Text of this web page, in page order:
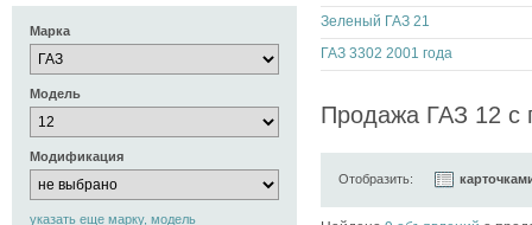
СЕВАСТОПОЛЬ(11)
СПИСОК ВСЕХ РЕГИОНОВ
ТАКСИ(278)
ЗАПЧАСТИ(848)
СПЕЦИАЛИСТЫ(890)
Марка
Модель
Модификация
указать еще марку, модель
Зеленый ГАЗ 21
ГАЗ 3302 2001 года
Продажа ГАЗ 12 с
Отобразить: